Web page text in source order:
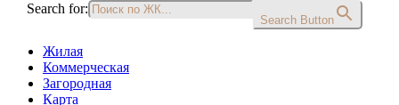
Search for:
Search Button
Жилая
Коммерческая
Загородная
Карта